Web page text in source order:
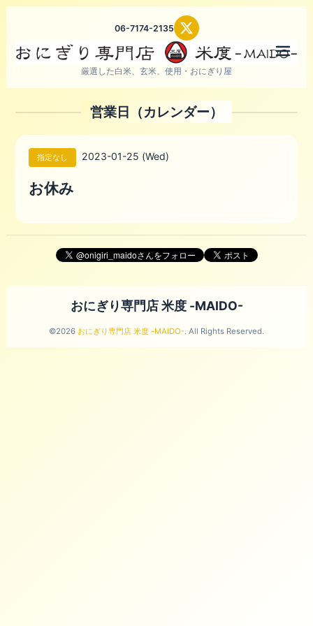
06-7174-2135
厳選した白米、玄米、使用・おにぎり屋
営業日（カレンダー）
指定なし 2023-01-25 (Wed)
お休み
おにぎり専門店 米度 -MAIDO-
©2026 おにぎり専門店 米度 -MAIDO-. All Rights Reserved.